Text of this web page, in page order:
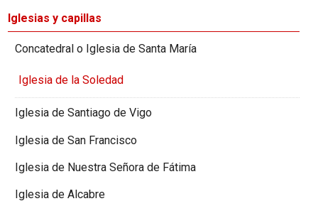
Iglesias y capillas
Concatedral o Iglesia de Santa María
Iglesia de la Soledad
Iglesia de Santiago de Vigo
Iglesia de San Francisco
Iglesia de Nuestra Señora de Fátima
Iglesia de Alcabre